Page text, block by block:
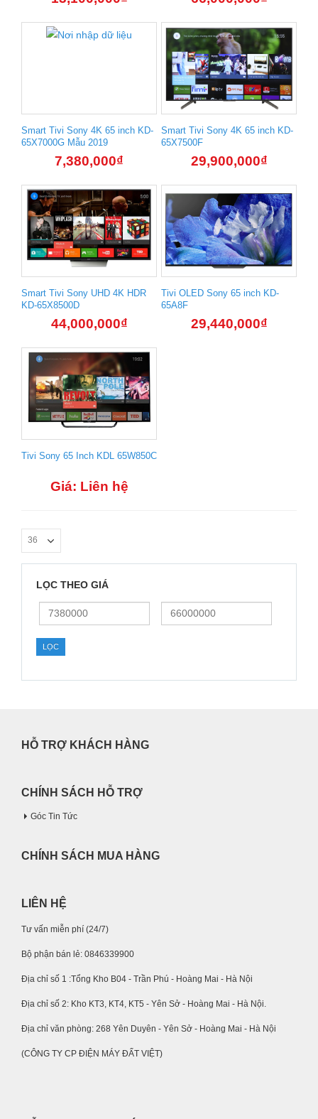
Smart Tivi Sony 4K 65 inch KD-
65X7000G Mẫu 2019
7,380,000₫
Smart Tivi Sony 4K 65 inch KD-
65X7500F
29,900,000₫
Smart Tivi Sony UHD 4K HDR
KD-65X8500D
44,000,000₫
Tivi OLED Sony 65 inch KD-
65A8F
29,440,000₫
Tivi Sony 65 Inch KDL 65W850C
Giá: Liên hệ
LỌC THEO GIÁ
Giá
nhất
Giá
LỌC
HỖ TRỢ KHÁCH HÀNG
CHÍNH SÁCH HỖ TRỢ
Góc Tin Tức
CHÍNH SÁCH MUA HÀNG
LIÊN HỆ
Tư vấn miễn phí (24/7)
Bộ phận bán lẻ: 0846339900
Địa chỉ số 1 :Tổng Kho B04 - Trần Phú - Hoàng Mai - Hà Nội
Địa chỉ số 2: Kho KT3, KT4, KT5 - Yên Sở - Hoàng Mai - Hà Nội.
Địa chỉ văn phòng: 268 Yên Duyên - Yên Sở - Hoàng Mai - Hà Nội
(CÔNG TY CP ĐIỆN MÁY ĐẤT VIỆT)